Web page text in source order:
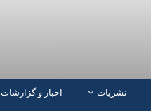
نشریات اخبار و گزارشات